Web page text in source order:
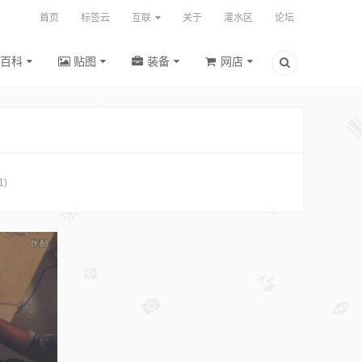
首页 标签云 互联 关于 灌水区 论坛
百科 贴图 装备 网店